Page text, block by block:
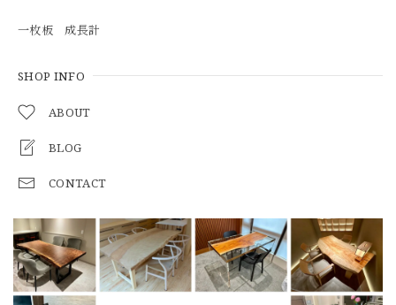
一枚板 成長計
SHOP INFO
ABOUT
BLOG
CONTACT